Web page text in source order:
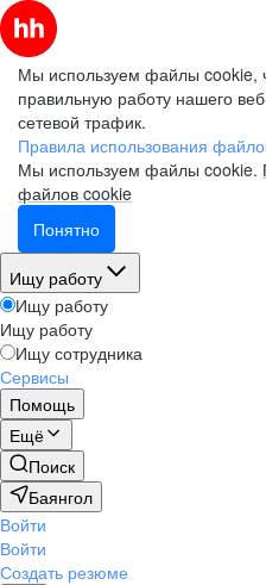
Мы используем файлы cookie,
правильную работу нашего
сетевой трафик.
Правила использования
Мы используем файлы cookie.
файлов cookie
Понятно
Ищу работу
Ищу работу
Ищу работу
Ищу сотрудника
Сервисы
Помощь
Ещё
Поиск
Баянгол
Войти
Войти
Создать резюме